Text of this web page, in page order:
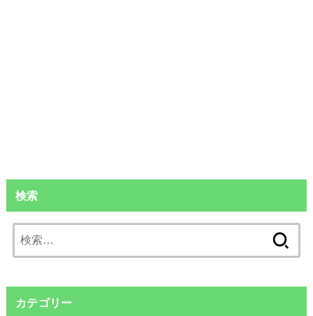
検索
索:
カテゴリー